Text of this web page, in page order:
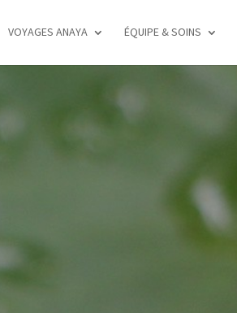
VOYAGES ANAYA ÉQUIPE & SOINS